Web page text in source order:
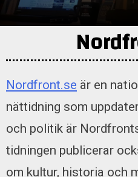
Nordfront.se är en
nättidning som
och politik är
tidningen publicerar
om kultur, historia och